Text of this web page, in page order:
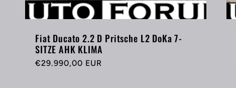
Fiat Ducato 2.2 D Pritsche L2 DoKa 7-
SITZE AHK KLIMA
Normaler
€29.990,00 EUR